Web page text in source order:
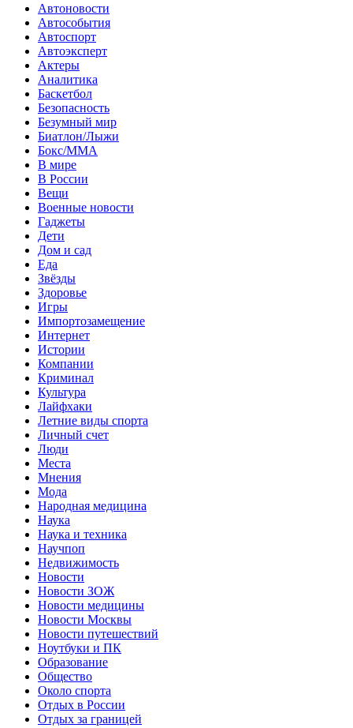
Автоновости
Автособытия
Автоспорт
Автоэксперт
Актеры
Аналитика
Баскетбол
Безопасность
Безумный мир
Биатлон/Лыжи
Бокс/MMA
В мире
В России
Вещи
Военные новости
Гаджеты
Дети
Дом и сад
Еда
Звёзды
Здоровье
Игры
Импортозамещение
Интернет
Истории
Компании
Криминал
Культура
Лайфхаки
Летние виды спорта
Личный счет
Люди
Места
Мнения
Мода
Народная медицина
Наука
Наука и техника
Научпоп
Недвижимость
Новости
Новости ЗОЖ
Новости медицины
Новости Москвы
Новости путешествий
Ноутбуки и ПК
Образование
Общество
Около спорта
Отдых в России
Отдых за границей